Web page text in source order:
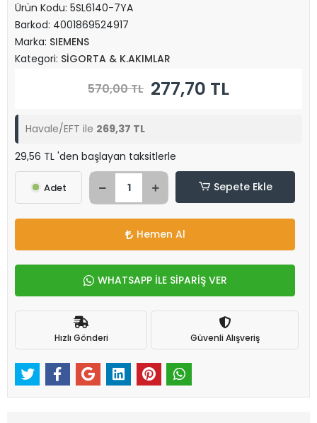
Ürün Kodu: 5SL6140-7YA
Barkod: 4001869524917
Marka: SIEMENS
Kategori: SİGORTA & K.AKIMLAR
570,00 TL 277,70 TL
Havale/EFT ile 269,37 TL
29,56 TL 'den başlayan taksitlerle
Adet Sepete Ekle
Hemen Al
WHATSAPP İLE SİPARİŞ VER
Hızlı Gönderi Güvenli Alışveriş